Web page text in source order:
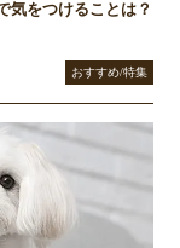
気をつけることは？
おすすめ/特集